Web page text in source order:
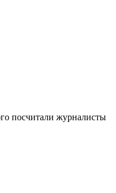
посчитали журналисты